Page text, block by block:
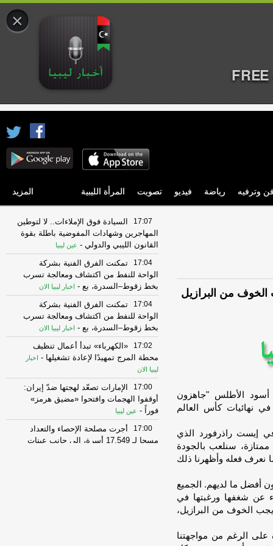
وترفيه رياضة فيديو تصويت المرأة الليبية المزيد
من البرازيل
الأطلس "جاهزون
نهائيات كأس العالم
إيست راذرفورد الذي
ممتازة، سنلعب بالجودة
نعرف فعله وأظهرنا ذلك
أفضل ما لديهم. الجميع
عن شغفها ورغبتها في
الخوف من البرازيل،
على الرغم من مواجهتنا
17:07
السيادة فوق الإملاءات.. لا لتوطين
المهاجرين وشهادات المفوضية باطلة بقوة
القانون الليبي والدولي - عين ليبيا
17:04
تمكنت الفرق الفنية بشركة
الواحة للنفط من اكتشاف ومعالجة تسرب
بخط زقوط–السدرة، بع - اخبار ليبيا الان
17:04
تمكنت الفرق الفنية بشركة
الواحة للنفط من اكتشاف ومعالجة تسرب
بخط زقوط–السدرة، بع - اخبار ليبيا الان
17:02
«الكهرباء» تبدأ أعمال تنظيف
محطة المرج تمهيدًا لإعادة تشغيلها -
اخبار
ليبيا الان
17:00
الإمارات تصعّد لهجتها ضدّ إيران:
أوقفوا الهجمات وافتحوا «مضيق هرمز»
فوراً - عين ليبيا
17:00
أجرت مصلحة الإحصاء والتعداد
مسحا لـ 17,549 أسرة، إلى جانب عينات
×